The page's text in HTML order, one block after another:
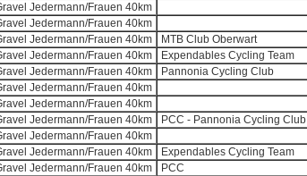
Jedermann/Frauen 40km
Jedermann/Frauen 40km
Jedermann/Frauen 40km
MTB Club Oberwart
Jedermann/Frauen 40km
Expendables Cycling Team
Jedermann/Frauen 40km
Pannonia Cycling Club
Jedermann/Frauen 40km
Jedermann/Frauen 40km
Jedermann/Frauen 40km
PCC - Pannonia Cycling Club
Jedermann/Frauen 40km
Jedermann/Frauen 40km
Expendables Cycling Team
Jedermann/Frauen 40km
PCC